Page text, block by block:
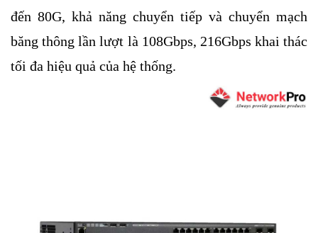
đến 80G, khả năng chuyển tiếp và chuyển mạch
băng thông lần lượt là 108Gbps, 216Gbps khai thác
tối đa hiệu quả của hệ thống.